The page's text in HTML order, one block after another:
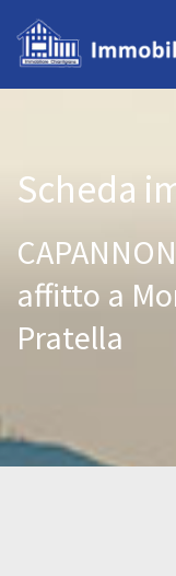
Scheda
affitto a
Pratella